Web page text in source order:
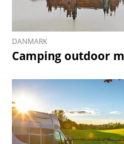
DANMARK
Camping outdoor